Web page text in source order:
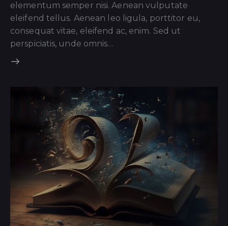
elementum semper nisi. Aenean vulputate
eleifend tellus. Aenean leo ligula, porttitor eu,
consequat vitae, eleifend ac, enim. Sed ut
perspiciatis, unde omnis…